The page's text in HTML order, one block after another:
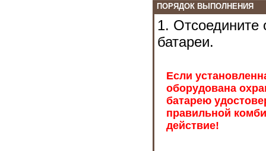
ПОРЯДОК ВЫПОЛНЕНИЯ
1. Отсоедините
батареи.
Если
оборудована
батарею
правильной
действие!